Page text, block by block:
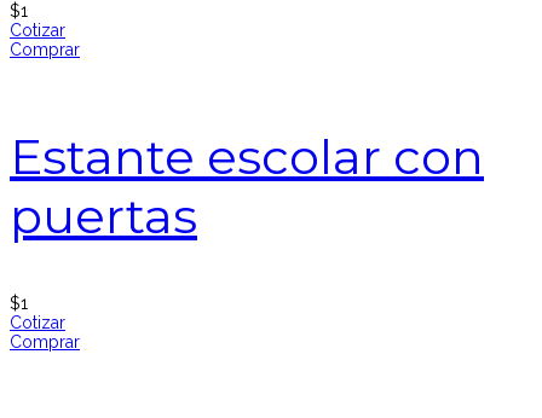
$1
Cotizar
Comprar
Estante escolar con
puertas
$1
Cotizar
Comprar